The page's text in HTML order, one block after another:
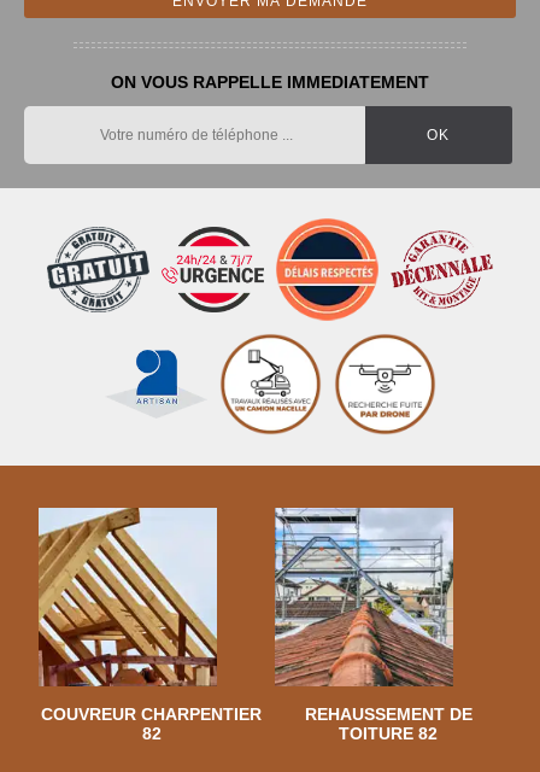
ON VOUS RAPPELLE IMMEDIATEMENT
COUVREUR CHARPENTIER
82
REHAUSSEMENT DE
TOITURE 82